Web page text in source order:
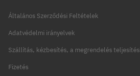
Általános Szerződési Feltételek
Adatvédelmi irányelvek
Szállítás, kézbesítés, a megrendelés
Fizetés